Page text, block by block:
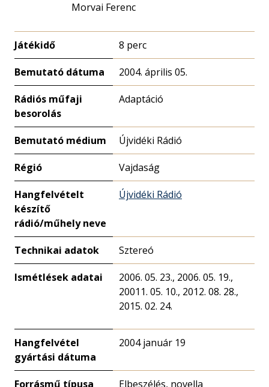
Morvai Ferenc
Játékidő 8 perc
Bemutató dátuma 2004. április 05.
Rádiós műfaji
besorolás
Adaptáció
Bemutató médium Újvidéki Rádió
Régió Vajdaság
Hangfelvételt
készítő
rádió/műhely neve
Újvidéki Rádió
Technikai adatok Sztereó
Ismétlések adatai
2006. 05. 23., 2006. 05. 19.,
20011. 05. 10., 2012. 08. 28.,
2015. 02. 24.
Hangfelvétel
gyártási dátuma
2004 január 19
Forrásmű típusa Elbeszélés, novella